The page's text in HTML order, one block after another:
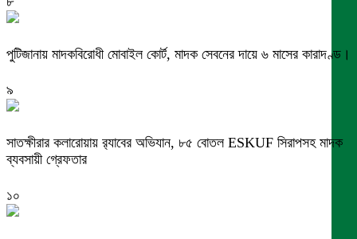
পুটিজানায় মাদকবিরোধী মোবাইল কোর্ট, মাদক সেবনের দায়ে ৬ মাসের কারাদণ্ড।
৯
সাতক্ষীরার কলারোয়ায় র‍্যাবের অভিযান, ৮৫ বোতল ESKUF সিরাপসহ মাদক
ব্যবসায়ী গ্রেফতার
১০